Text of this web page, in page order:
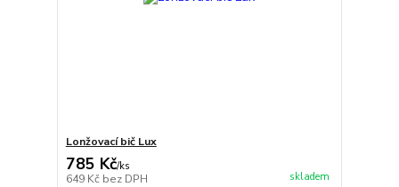
Lonžovací bič Lux
785 Kč/ks
649 Kč bez DPH skladem